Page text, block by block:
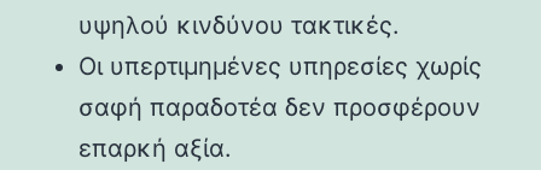
υψηλού κινδύνου τακτικές.
Οι υπερτιμημένες υπηρεσίες χωρίς
σαφή παραδοτέα δεν προσφέρουν
επαρκή αξία.